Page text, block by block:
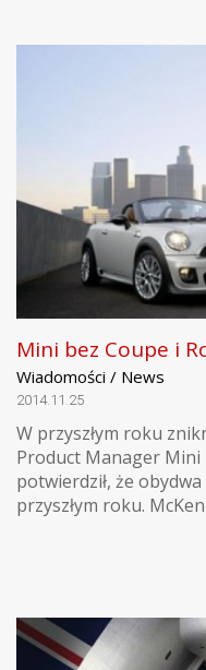
Mini bez Coupe i
Wiadomości / News
2014.11.25
W przyszłym roku
Product Manager Mini
potwierdził, że
przyszłym roku.